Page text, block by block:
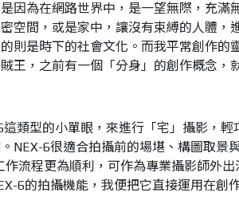
因為在網路世界中，是一望無際，充滿
空間，或是家中，讓沒有束縛的人體，
則是時下的社會文化。而我平常創作的
王，之前有一個「分身」的創作概念，
類型的小單眼，來進行「宅」攝影，輕
NEX-6很適合拍攝前的場堪、構圖取景
流程更為順利，可作為專業攝影師外出
6的拍攝機能，我便把它直接運用在創